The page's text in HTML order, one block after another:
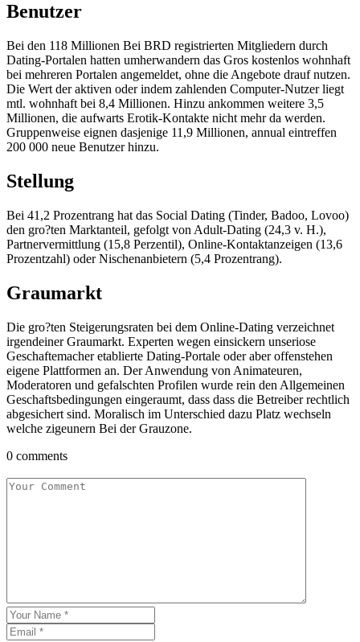
Benutzer
Bei den 118 Millionen Bei BRD registrierten Mitgliedern durch
Dating-Portalen hatten umherwandern das Gros kostenlos wohnhaft
bei mehreren Portalen angemeldet, ohne die Angebote drauf nutzen.
Die Wert der aktiven oder indem zahlenden Computer-Nutzer liegt
mtl. wohnhaft bei 8,4 Millionen. Hinzu ankommen weitere 3,5
Millionen, die aufwarts Erotik-Kontakte nicht mehr da werden.
Gruppenweise eignen dasjenige 11,9 Millionen, annual eintreffen
200 000 neue Benutzer hinzu.
Stellung
Bei 41,2 Prozentrang hat das Social Dating (Tinder, Badoo, Lovoo)
den gro?ten Marktanteil, gefolgt von Adult-Dating (24,3 v. H.),
Partnervermittlung (15,8 Perzentil), Online-Kontaktanzeigen (13,6
Prozentzahl) oder Nischenanbietern (5,4 Prozentrang).
Graumarkt
Die gro?ten Steigerungsraten bei dem Online-Dating verzeichnet
irgendeiner Graumarkt. Experten wegen einsickern unseriose
Geschaftemacher etablierte Dating-Portale oder aber offenstehen
eigene Plattformen an. Der Anwendung von Animateuren,
Moderatoren und gefalschten Profilen wurde rein den Allgemeinen
Geschaftsbedingungen eingeraumt, dass dass die Betreiber rechtlich
abgesichert sind. Moralisch im Unterschied dazu Platz wechseln
welche zigeunern Bei der Grauzone.
0 comments